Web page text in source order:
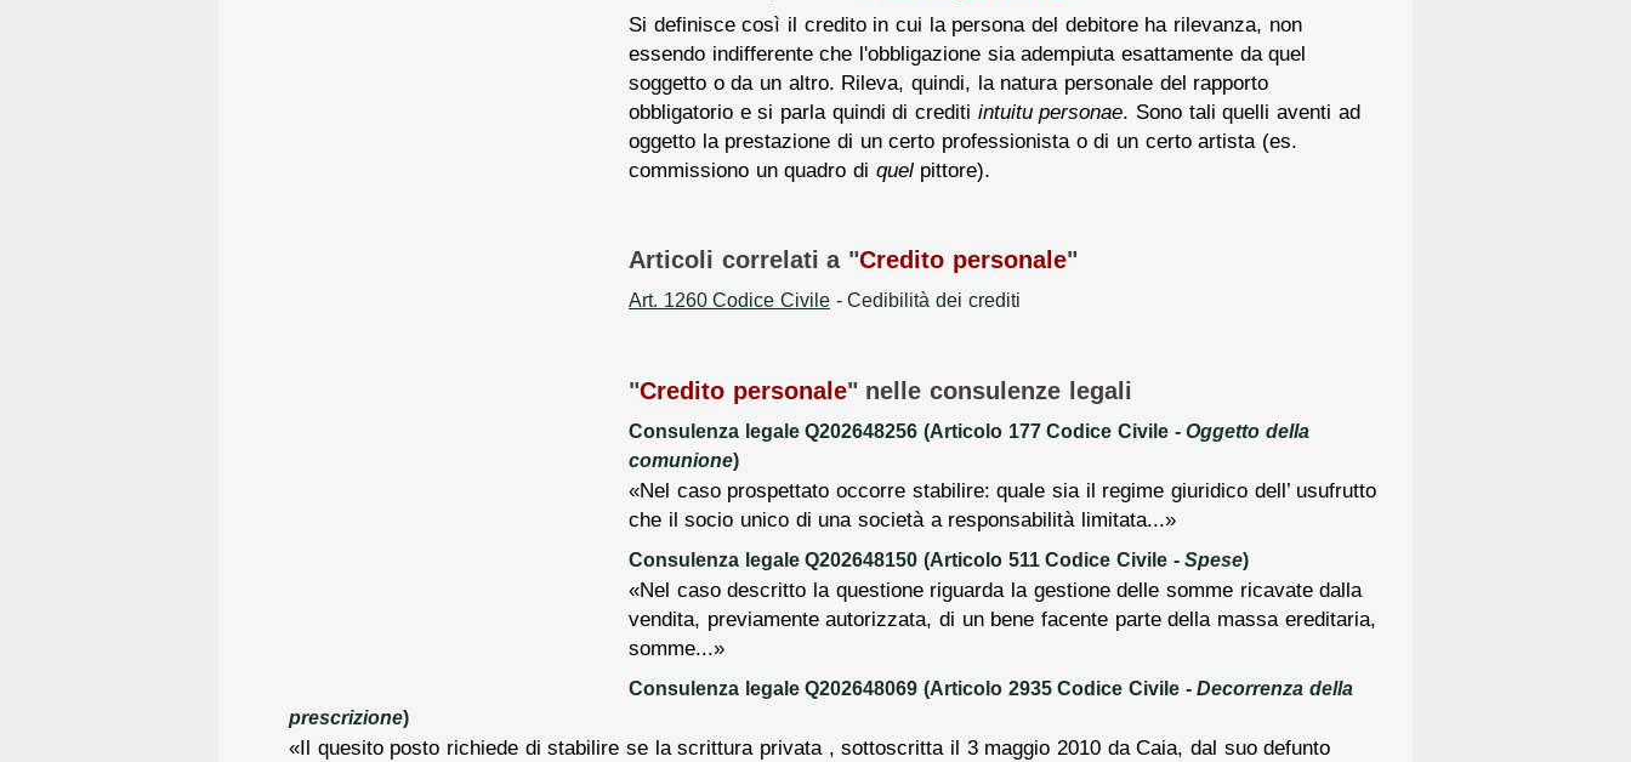
Si definisce così il credito in cui la persona del debitore ha rilevanza, non
essendo indifferente che l'obbligazione sia adempiuta esattamente da quel
soggetto o da un altro. Rileva, quindi, la natura personale del rapporto
obbligatorio e si parla quindi di crediti intuitu personae. Sono tali quelli aventi ad
oggetto la prestazione di un certo professionista o di un certo artista (es.
commissiono un quadro di quel pittore).
Articoli correlati a "Credito personale"
Art. 1260 Codice Civile - Cedibilità dei crediti
"Credito personale" nelle consulenze legali
Consulenza legale Q202648256 (Articolo 177 Codice Civile -Oggetto della
comunione)
«Nel caso prospettato occorre stabilire: quale sia il regime giuridico dell’ usufrutto
che il socio unico di una società a responsabilità limitata...»
Consulenza legale Q202648150 (Articolo 511 Codice Civile -Spese)
«Nel caso descritto la questione riguarda la gestione delle somme ricavate dalla
vendita, previamente autorizzata, di un bene facente parte della massa ereditaria,
somme...»
Consulenza legale Q202648069 (Articolo 2935 Codice Civile -Decorrenza della
prescrizione)
«Il quesito posto richiede di stabilire se la scrittura privata , sottoscritta il 3 maggio 2010 da Caia, dal suo defunto